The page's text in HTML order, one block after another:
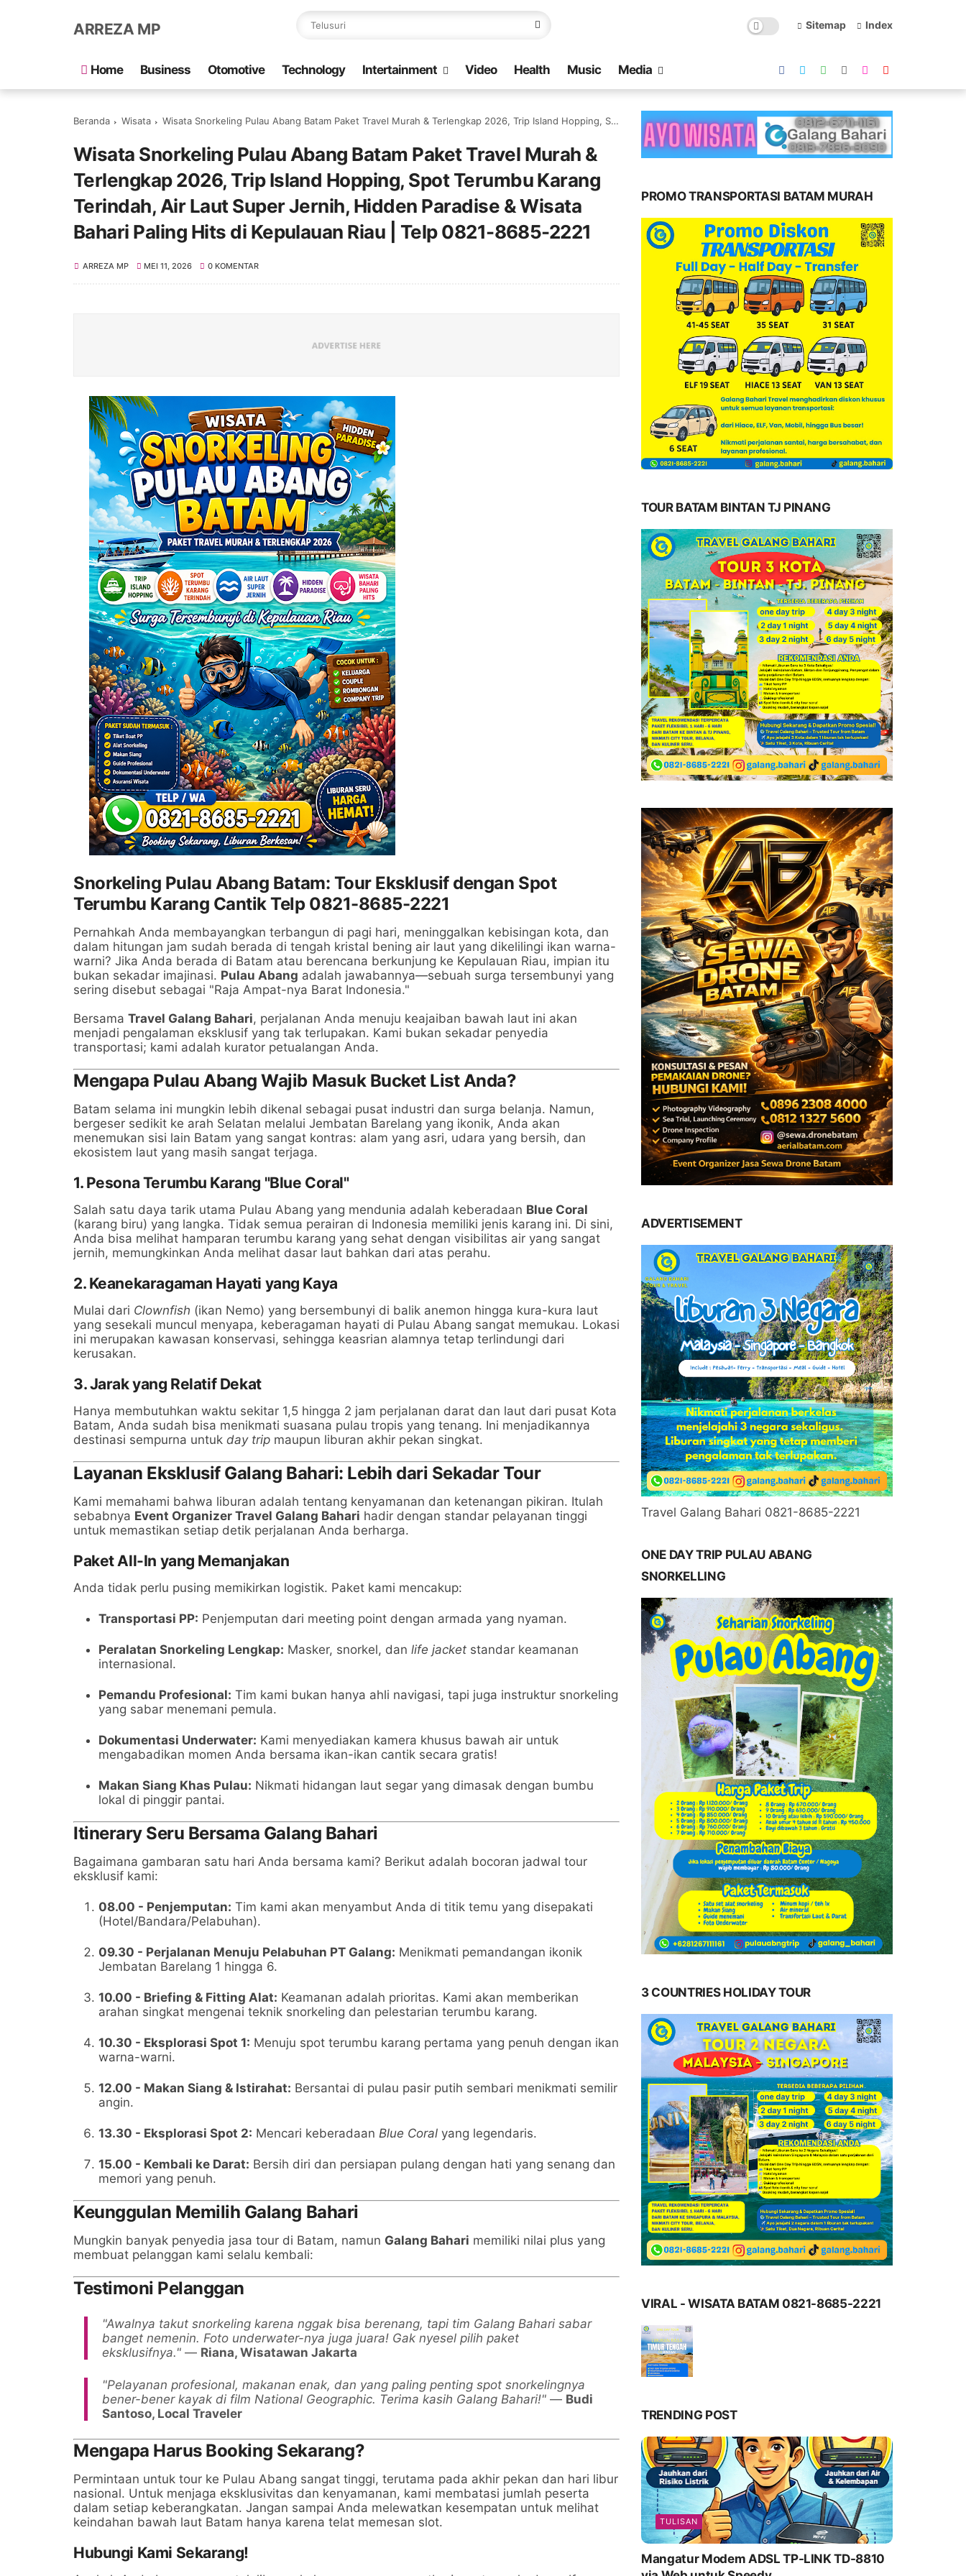
ARREZA MP Sitemap Index
Home Business Otomotive Technology Intertainment Video Health Music Media
Beranda Wisata Wisata Snorkeling Pulau Abang Batam Paket Travel Murah & Terlengkap 2026, Trip Island Hopping, Spot Terumbu Karang Terindah, Air Laut Super Jernih, Hidden Paradise & Wisata Bahari Paling Hits di Kepulauan Riau | Telp 0821-8685-2221
Wisata Snorkeling Pulau Abang Batam Paket Travel Murah &
Terlengkap 2026, Trip Island Hopping, Spot Terumbu Karang
Terindah, Air Laut Super Jernih, Hidden Paradise & Wisata
Bahari Paling Hits di Kepulauan Riau | Telp 0821-8685-2221
ARREZA MP MEI 11, 2026 0 KOMENTAR
Snorkeling Pulau Abang Batam: Tour Eksklusif dengan Spot
Terumbu Karang Cantik Telp 0821-8685-2221
Pernahkah Anda membayangkan terbangun di pagi hari, meninggalkan kebisingan kota, dan
dalam hitungan jam sudah berada di tengah kristal bening air laut yang dikelilingi ikan warna-
warni? Jika Anda berada di Batam atau berencana berkunjung ke Kepulauan Riau, impian itu
bukan sekadar imajinasi. Pulau Abang adalah jawabannya—sebuah surga tersembunyi yang
sering disebut sebagai "Raja Ampat-nya Barat Indonesia."
Bersama Travel Galang Bahari, perjalanan Anda menuju keajaiban bawah laut ini akan
menjadi pengalaman eksklusif yang tak terlupakan. Kami bukan sekadar penyedia
transportasi; kami adalah kurator petualangan Anda.
Mengapa Pulau Abang Wajib Masuk Bucket List Anda?
Batam selama ini mungkin lebih dikenal sebagai pusat industri dan surga belanja. Namun,
bergeser sedikit ke arah Selatan melalui Jembatan Barelang yang ikonik, Anda akan
menemukan sisi lain Batam yang sangat kontras: alam yang asri, udara yang bersih, dan
ekosistem laut yang masih sangat terjaga.
1. Pesona Terumbu Karang "Blue Coral"
Salah satu daya tarik utama Pulau Abang yang mendunia adalah keberadaan Blue Coral
(karang biru) yang langka. Tidak semua perairan di Indonesia memiliki jenis karang ini. Di sini,
Anda bisa melihat hamparan terumbu karang yang sehat dengan visibilitas air yang sangat
jernih, memungkinkan Anda melihat dasar laut bahkan dari atas perahu.
2. Keanekaragaman Hayati yang Kaya
Mulai dari Clownfish (ikan Nemo) yang bersembunyi di balik anemon hingga kura-kura laut
yang sesekali muncul menyapa, keberagaman hayati di Pulau Abang sangat memukau. Lokasi
ini merupakan kawasan konservasi, sehingga keasrian alamnya tetap terlindungi dari
kerusakan.
3. Jarak yang Relatif Dekat
Hanya membutuhkan waktu sekitar 1,5 hingga 2 jam perjalanan darat dan laut dari pusat Kota
Batam, Anda sudah bisa menikmati suasana pulau tropis yang tenang. Ini menjadikannya
destinasi sempurna untuk day trip maupun liburan akhir pekan singkat.
Layanan Eksklusif Galang Bahari: Lebih dari Sekadar Tour
Kami memahami bahwa liburan adalah tentang kenyamanan dan ketenangan pikiran. Itulah
sebabnya Event Organizer Travel Galang Bahari hadir dengan standar pelayanan tinggi
untuk memastikan setiap detik perjalanan Anda berharga.
Paket All-In yang Memanjakan
Anda tidak perlu pusing memikirkan logistik. Paket kami mencakup:
Transportasi PP: Penjemputan dari meeting point dengan armada yang nyaman.
Peralatan Snorkeling Lengkap: Masker, snorkel, dan life jacket standar keamanan
internasional.
Pemandu Profesional: Tim kami bukan hanya ahli navigasi, tapi juga instruktur snorkeling
yang sabar menemani pemula.
Dokumentasi Underwater: Kami menyediakan kamera khusus bawah air untuk
mengabadikan momen Anda bersama ikan-ikan cantik secara gratis!
Makan Siang Khas Pulau: Nikmati hidangan laut segar yang dimasak dengan bumbu
lokal di pinggir pantai.
Itinerary Seru Bersama Galang Bahari
Bagaimana gambaran satu hari Anda bersama kami? Berikut adalah bocoran jadwal tour
eksklusif kami:
08.00 - Penjemputan: Tim kami akan menyambut Anda di titik temu yang disepakati
(Hotel/Bandara/Pelabuhan).
09.30 - Perjalanan Menuju Pelabuhan PT Galang: Menikmati pemandangan ikonik
Jembatan Barelang 1 hingga 6.
10.00 - Briefing & Fitting Alat: Keamanan adalah prioritas. Kami akan memberikan
arahan singkat mengenai teknik snorkeling dan pelestarian terumbu karang.
10.30 - Eksplorasi Spot 1: Menuju spot terumbu karang pertama yang penuh dengan ikan
warna-warni.
12.00 - Makan Siang & Istirahat: Bersantai di pulau pasir putih sembari menikmati semilir
angin.
13.30 - Eksplorasi Spot 2: Mencari keberadaan Blue Coral yang legendaris.
15.00 - Kembali ke Darat: Bersih diri dan persiapan pulang dengan hati yang senang dan
memori yang penuh.
Keunggulan Memilih Galang Bahari
Mungkin banyak penyedia jasa tour di Batam, namun Galang Bahari memiliki nilai plus yang
membuat pelanggan kami selalu kembali:
Testimoni Pelanggan
"Awalnya takut snorkeling karena nggak bisa berenang, tapi tim Galang Bahari sabar
banget nemenin. Foto underwater-nya juga juara! Gak nyesel pilih paket
eksklusifnya." — Riana, Wisatawan Jakarta
"Pelayanan profesional, makanan enak, dan yang paling penting spot snorkelingnya
bener-bener kayak di film National Geographic. Terima kasih Galang Bahari!" — Budi
Santoso, Local Traveler
Mengapa Harus Booking Sekarang?
Permintaan untuk tour ke Pulau Abang sangat tinggi, terutama pada akhir pekan dan hari libur
nasional. Untuk menjaga eksklusivitas dan kenyamanan, kami membatasi jumlah peserta
dalam setiap keberangkatan. Jangan sampai Anda melewatkan kesempatan untuk melihat
keindahan bawah laut Batam hanya karena telat memesan slot.
Hubungi Kami Sekarang!
PROMO TRANSPORTASI BATAM MURAH
TOUR BATAM BINTAN TJ PINANG
ADVERTISEMENT
Travel Galang Bahari 0821-8685-2221
ONE DAY TRIP PULAU ABANG
SNORKELLING
3 COUNTRIES HOLIDAY TOUR
VIRAL - WISATA BATAM 0821-8685-2221
TRENDING POST
TULISAN
Mangatur Modem ADSL TP-LINK TD-8810